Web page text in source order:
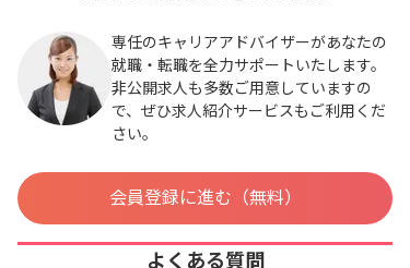
専任のキャリアアドバイザーがあなたの
就職・転職を全力サポートいたします。
非公開求人も多数ご用意していますの
で、ぜひ求人紹介サービスもご利用くだ
さい。
会員登録に進む（無料）
よくある質問